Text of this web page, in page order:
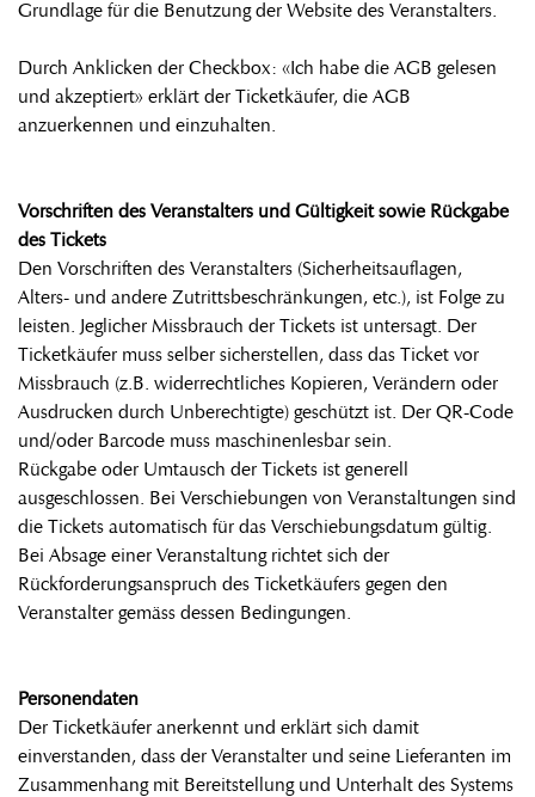
Grundlage für die Benutzung der Website des Veranstalters.
Durch Anklicken der Checkbox: «Ich habe die AGB gelesen
und akzeptiert» erklärt der Ticketkäufer, die AGB
anzuerkennen und einzuhalten.
Vorschriften des Veranstalters und Gültigkeit sowie Rückgabe
des Tickets
Den Vorschriften des Veranstalters (Sicherheitsauflagen,
Alters- und andere Zutrittsbeschränkungen, etc.), ist Folge zu
leisten. Jeglicher Missbrauch der Tickets ist untersagt. Der
Ticketkäufer muss selber sicherstellen, dass das Ticket vor
Missbrauch (z.B. widerrechtliches Kopieren, Verändern oder
Ausdrucken durch Unberechtigte) geschützt ist. Der QR-Code
und/oder Barcode muss maschinenlesbar sein.
Rückgabe oder Umtausch der Tickets ist generell
ausgeschlossen. Bei Verschiebungen von Veranstaltungen sind
die Tickets automatisch für das Verschiebungsdatum gültig.
Bei Absage einer Veranstaltung richtet sich der
Rückforderungsanspruch des Ticketkäufers gegen den
Veranstalter gemäss dessen Bedingungen.
Personendaten
Der Ticketkäufer anerkennt und erklärt sich damit
einverstanden, dass der Veranstalter und seine Lieferanten im
Zusammenhang mit Bereitstellung und Unterhalt des Systems